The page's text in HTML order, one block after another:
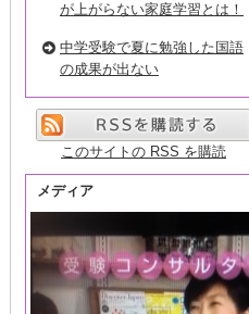
が上がらない家庭学習とは！
中学受験で夏に勉強した国語
の成果が出ない
このサイトの RSS を購読
メディア